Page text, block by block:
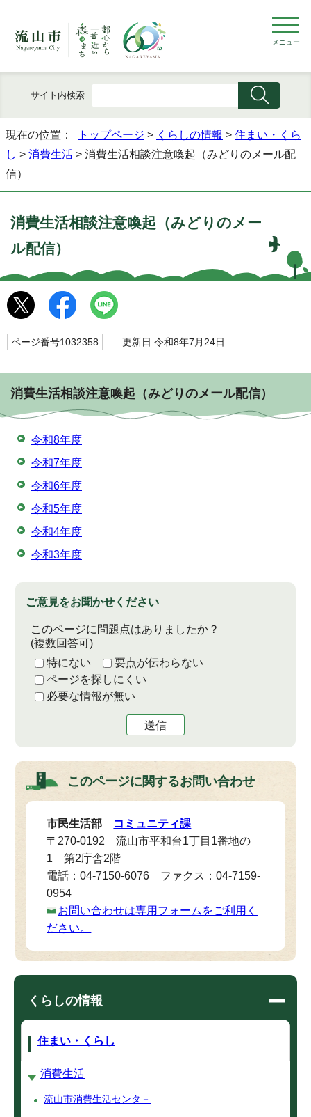
メニュー
サイト内検索
現在の位置： トップページ > くらしの情報 > 住まい・くら
し > 消費生活 > 消費生活相談注意喚起（みどりのメール配
信）
消費生活相談注意喚起（みどりのメー
ル配信）
ページ番号1032358 更新日 令和8年7月24日
消費生活相談注意喚起（みどりのメール配信）
令和8年度
令和7年度
令和6年度
令和5年度
令和4年度
令和3年度
ご意見をお聞かせください
このページに問題点はありましたか？
(複数回答可)
特にない
要点が伝わらない
ページを探しにくい
必要な情報が無い
送信
このページに関するお問い合わせ
市民生活部 コミュニティ課
〒270-0192 流山市平和台1丁目1番地の
1 第2庁舎2階
電話：04-7150-6076 ファクス：04-7159-
0954
お問い合わせは専用フォームをご利用く
ださい。
くらしの情報
住まい・くらし
消費生活
流山市消費生活センタ－